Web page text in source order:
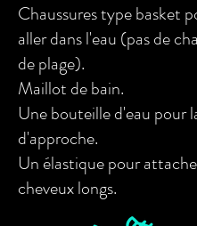
Chaussures type basket
aller dans l'eau (pas de
de plage).
Maillot de bain.
Une bouteille d'eau pour
d'approche.
Un élastique pour
cheveux longs.